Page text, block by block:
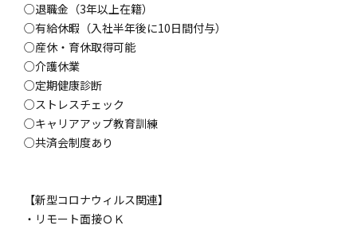
○退職金（3年以上在籍）
○有給休暇（入社半年後に10日間付与）
○産休・育休取得可能
○介護休業
○定期健康診断
○ストレスチェック
○キャリアアップ教育訓練
○共済会制度あり
【新型コロナウィルス関連】
・リモート面接ＯＫ